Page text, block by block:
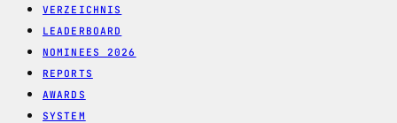
VERZEICHNIS
LEADERBOARD
NOMINEES 2026
REPORTS
AWARDS
SYSTEM